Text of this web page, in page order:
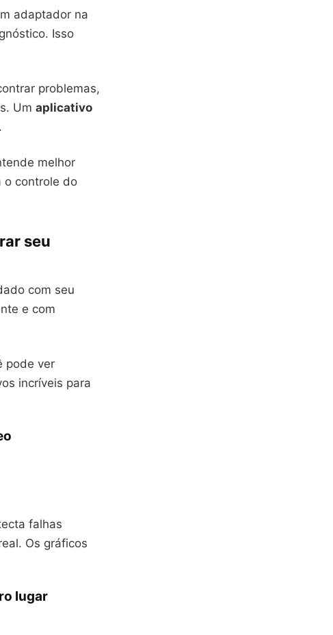
adaptador na
Isso
problemas,
Um aplicativo
melhor
o controle do
seu
com seu
e com
pode ver
incríveis para
falhas
Os gráficos
lugar